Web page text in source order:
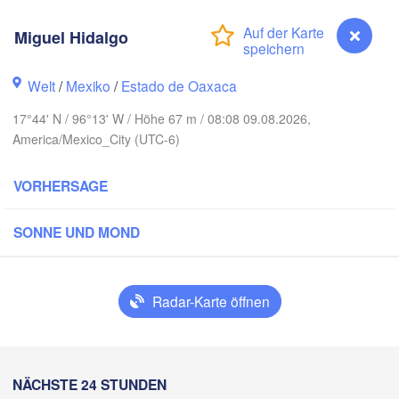
Miguel Hidalgo
Welt/Mexiko /Estado de Oaxaca
17°44' N / 96°13' W / Höhe 67 m / 08:08 09.08.2026,
America/Mexico_City (UTC-6)
VORHERSAGE
SONNE UND MOND
Radar-Karte öffnen
NÄCHSTE 24 STUNDEN
Monterrey
Potosí
Ciudad Victoria
Ciudad de México
Miguel Hidalgo